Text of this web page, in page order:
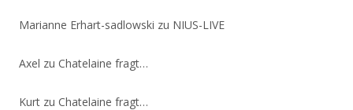
Marianne Erhart-sadlowski zu NIUS-LIVE
Axel zu Chatelaine fragt…
Kurt zu Chatelaine fragt…